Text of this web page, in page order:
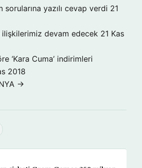
sorularına yazılı cevap verdi 21
devam edecek 21 Kas
‘Kara Cuma’ indirimleri
2018
→